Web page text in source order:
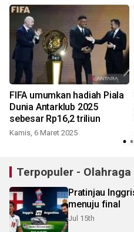
FIFA umumkan hadiah Piala
Dunia Antarklub 2025
sebesar Rp16,2 triliun
Kamis, 6 Maret 2025
Terpopuler - Olahraga
Pratinjau
menuju final
Jul 15th